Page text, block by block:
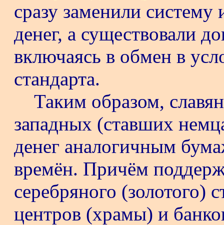
сразу заменили систему
денег, а существовали
включаясь в обмен в
стандарта.
Таким образом,
западных (ставших
денег аналогичным
времён. Причём
серебряного (золотого)
центров (храмы) и